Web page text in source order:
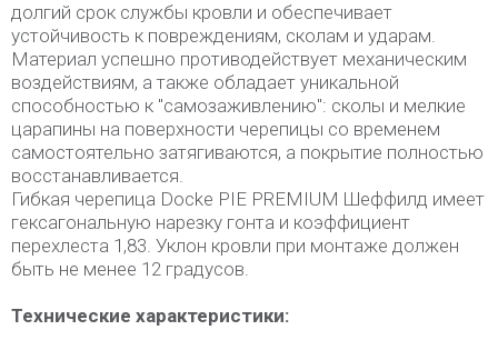
долгий срок службы кровли и обеспечивает
устойчивость к повреждениям, сколам и ударам.
Материал успешно противодействует механическим
воздействиям, а также обладает уникальной
способностью к "самозаживлению": сколы и мелкие
царапины на поверхности черепицы со временем
самостоятельно затягиваются, а покрытие полностью
восстанавливается.
Гибкая черепица Dоcke PIE PREMIUM Шеффилд имеет
гексагональную нарезку гонта и коэффициент
перехлеста 1,83. Уклон кровли при монтаже должен
быть не менее 12 градусов.
Технические характеристики: